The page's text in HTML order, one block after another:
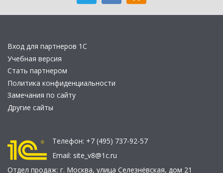
Вход для партнеров 1С
Учебная версия
Стать партнером
Политика конфиденциальности
Замечания по сайту
Другие сайты
Телефон: +7 (495) 737-92-57
Email: site_v8@1c.ru
Отдел продаж: г. Москва, улица Селезнёвская, дом 21